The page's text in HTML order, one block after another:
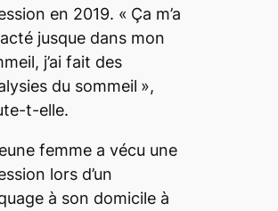
en 2019. « Ça m’a
jusque dans mon
j’ai fait des
du sommeil »,
t-elle.
femme a vécu une
lors d’un
à son domicile à